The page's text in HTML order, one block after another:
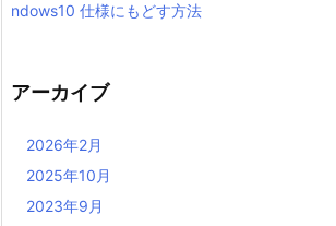
ndows10 仕様にもどす方法
アーカイブ
2026年2月
2025年10月
2023年9月